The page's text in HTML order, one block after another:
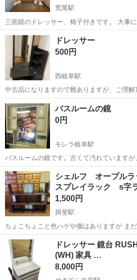
荒尾駅
三面鏡のドレッサー、椅子付きです。 大事
板や鏡に使用感はあります。💦 電源(コンセ
も使用できます。 軽くお掃除はしますが、
ます。 近隣まで引取りに来て頂...
岐阜 大垣市 荒尾駅
ドレッサー
500円
西岐阜駅
中古品になりますので難ありますが、ご理
辺まで取りに来て頂ける方、よろしくお願い
岐阜 岐阜市 ドレッサー
バスルームの鏡
0円
モレラ岐阜駅
バスルームの鏡です。古くて汚れています
っていただける方にお譲りします。
岐阜 揖斐郡 ドレッ
シェルフ オープル
スプレイラック s字
1,500円
揖斐駅
ちょこちょこと色ハゲや傷はありますが ま
思います。 写真でご確認お願いします。 ２
大きさ(2つセットの状態で) 縦106 横119 奥行き23.5 大型な
で取りに...
岐阜 揖斐駅 ドレッサー
ドレッサー 鏡台
(WH) 家具 …
8,000円